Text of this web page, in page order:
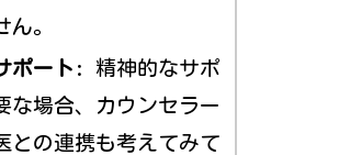
ん。
ポート : 精神的なサポ
な場合、カウンセラー
との連携も考えてみて